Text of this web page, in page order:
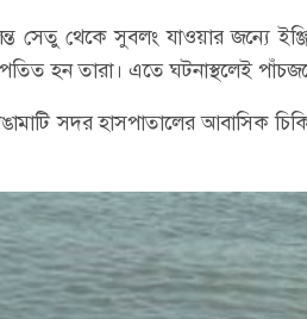
সেতু থেকে সুবলং যাওয়ার জন্যে
হন তারা। এতে ঘটনাস্থলেই
সদর হাসপাতালের আবাসিক